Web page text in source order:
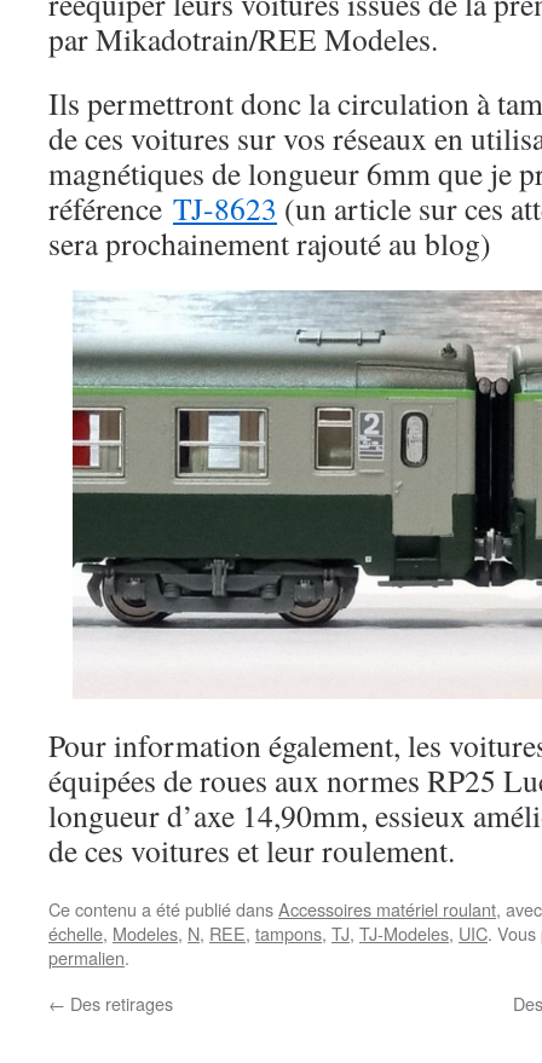
par Mikadotrain/REE Modeles.
Ils permettront donc la circulation à
de ces voitures sur vos réseaux en
magnétiques de longueur 6mm que je
référence TJ-8623 (un article sur ces
sera prochainement rajouté au blog)
Pour information également, les
équipées de roues aux normes RP25
longueur d’axe 14,90mm, essieux
de ces voitures et leur roulement.
Ce contenu a été publié dansAccessoires matériel roulant,
échelle, Modeles, N, REE, tampons, TJ, TJ-Modeles, UIC.
permalien.
← Des retirages